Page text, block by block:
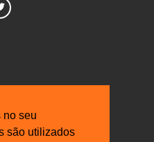
no seu
são utilizados